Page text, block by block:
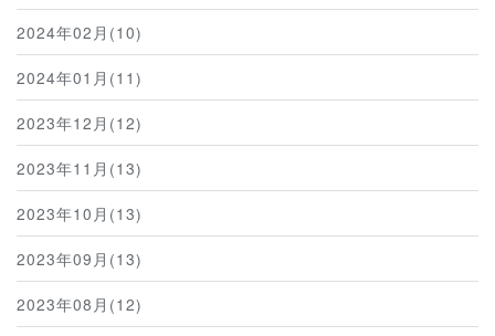
2024年02月(10)
2024年01月(11)
2023年12月(12)
2023年11月(13)
2023年10月(13)
2023年09月(13)
2023年08月(12)